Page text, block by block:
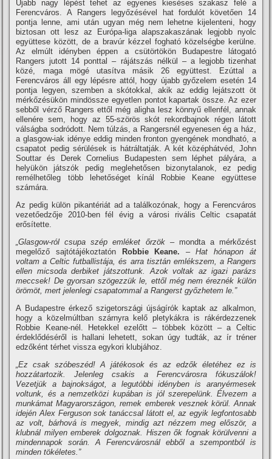
Újabb nagy lépést tehet az egyenes kieséses szakasz felé a
Ferencváros. A Rangers legyőzésével hat fordulót követően 14
pontja lenne, ami után ugyan még nem lehetne kijelenteni, hogy
biztosan ott lesz az Európa-liga alapszakaszának legjobb nyolc
együttese között, de a bravúr kézzel fogható közelségbe kerülne.
Az elmúlt idényben éppen a csütörtökön Budapestre látogató
Rangers jutott 14 ponttal – rájátszás nélkül – a legjobb tizenhat
közé, maga mögé utasítva másik 26 együttest. Ezúttal a
Ferencváros áll egy lépésre attól, hogy újabb győzelem esetén 14
pontja legyen, szemben a skótokkal, akik az eddig lejátszott öt
mérkőzésükön mindössze egyetlen pontot kapartak össze. Az ezer
sebből vérző Rangers ettől még aligha lesz könnyű ellenfél, annak
ellenére sem, hogy az 55-szörös skót rekordbajnok régen látott
válságba sodródott. Nem túlzás, a Rangersnél egyenesen ég a ház,
a glasgow-iak idénye eddig minden fronton gyengének mondható, a
csapatot pedig sérülések is hátráltatják. A két középhátvéd, John
Souttar és Derek Cornelius Budapesten sem léphet pályára, a
helyükön játszók pedig meglehetősen bizonytalanok, ez pedig
remélhetőleg több lehetőséget kínál Robbie Keane együttese
számára.
Az pedig külön pikantériát ad a találkozónak, hogy a Ferencváros
vezetőedzője 2010-ben fél évig a városi rivális Celtic csapatát
erősítette.
„Glasgow-ról csupa szép emléket őrzök –mondta a mérkőzést
megelőző sajtótájékoztatón
Robbie Keane. –Hat hónapon át
voltam a Celtic futballistája, és arra tisztán emlékszem, a Rangers
ellen micsoda derbiket játszottunk. Azok voltak az igazi parázs
meccsek! De gyorsan szögezzük le, ettől még nem éreznék külön
örömöt, mert jelenlegi csapatommal a Rangerst győzhetem le.”
A Budapestre érkező szigetországi újságírók kaptak az alkalmon,
hogy a közelmúltban szárnyra kelő pletykákra is rákérdezzenek
Robbie Keane-nél. Hetekkel ezelőtt – többek között – a Celtic
érdeklődéséről is hallani lehetett, sokan úgy tudták, az ír tréner
edzőként térhet vissza egykori klubjához.
„Ez csak szóbeszéd! A játékosok és az edzők életéhez ez is
hozzátartozik. Jelenleg csakis a Ferencvárosra fókuszálok!
Vezetjük a bajnokságot, a legutóbbi idényben is aranyérmesek
voltunk, és a nemzetközi kupában is jól szerepelünk. Élvezem a
munkámat Magyarországon, remek emberek vesznek körül. Annak
idején Alex Ferguson sok tanáccsal látott el, az egyik legfontosabb
az volt, bárhová is megyek, mindig azt nézzem meg először, a
klubnál milyen emberek dolgoznak. Hiszen ők fognak körülvenni a
mindennapok során. A Ferencvárosnál ebből a szempontból is
minden tökéletes.”